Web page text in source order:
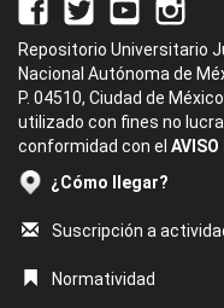
Repositorio Universitario
Nacional Autónoma de
P. 04510, Ciudad de
utilizado con fines no
conformidad con el AVISO
¿Cómo llegar?
Suscripción a
Normatividad